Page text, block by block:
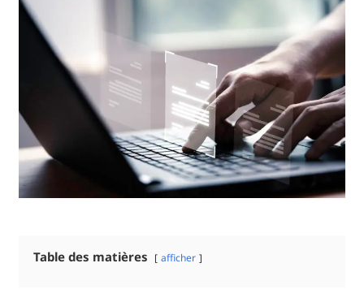
Table des matières afficher